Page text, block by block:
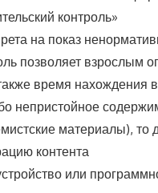
контроль»
на показ
позволяет взрослым
время нахождения
непристойное
материалы),
контента
или